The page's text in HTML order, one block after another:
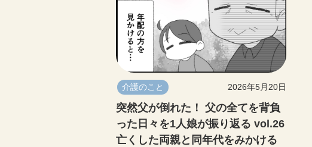
介護のこと 2026年5月20日
突然父が倒れた！ 父の全てを背負
った日々を1人娘が振り返る vol.26
亡くした両親と同年代をみかける